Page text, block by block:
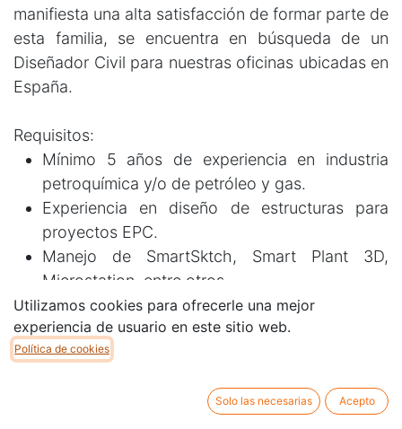
manifiesta una alta satisfacción de formar parte de
esta familia, se encuentra en búsqueda de un
Diseñador Civil para nuestras oficinas ubicadas en
España.
Requisitos:
Mínimo 5 años de experiencia en industria
petroquímica y/o de petróleo y gas.
Experiencia en diseño de estructuras para
proyectos EPC.
Manejo de SmartSktch, Smart Plant 3D,
Microstation, entre otros.
Inglés +B1.
Ubicación:
Utilizamos cookies para ofrecerle una mejor
experiencia de usuario en este sitio web.
Política de cookies
Solo las necesarias Acepto